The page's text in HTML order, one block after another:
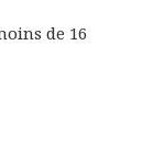
de 16